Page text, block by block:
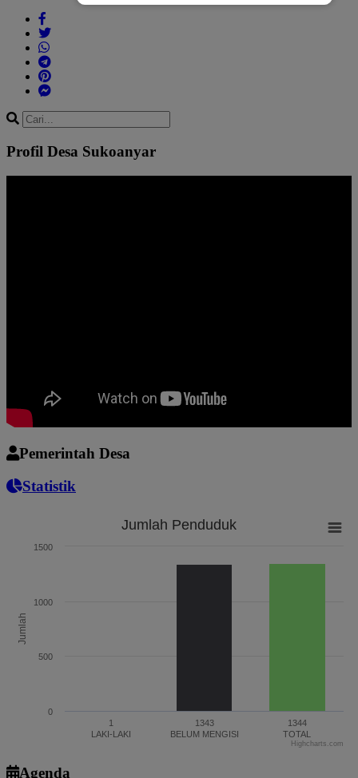
Profil Desa Sukoanyar
Pemerintah Desa
Statistik
Jumlah
Jumlah Penduduk
1
LAKI-LAKI
1343
BELUM MENGISI
1344
TOTAL
0
500
1000
1500
Highcharts.com
Agenda